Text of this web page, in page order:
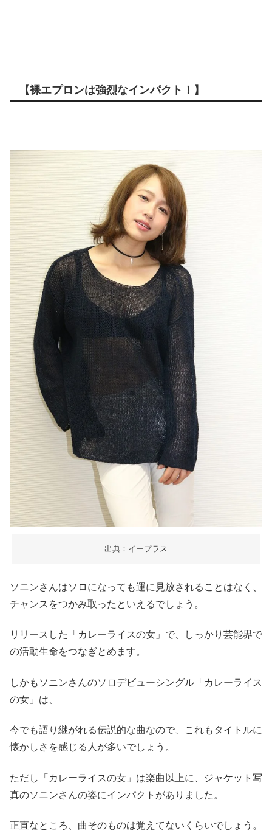
【裸エプロンは強烈なインパクト！】
出典：イープラス
ソニンさんはソロになっても運に見放されることはなく、
チャンスをつかみ取ったといえるでしょう。
リリースした「カレーライスの女」で、しっかり芸能界で
の活動生命をつなぎとめます。
しかもソニンさんのソロデビューシングル「カレーライス
の女」は、
今でも語り継がれる伝説的な曲なので、これもタイトルに
懐かしさを感じる人が多いでしょう。
ただし「カレーライスの女」は楽曲以上に、ジャケット写
真のソニンさんの姿にインパクトがありました。
正直なところ、曲そのものは覚えてないくらいでしょう。